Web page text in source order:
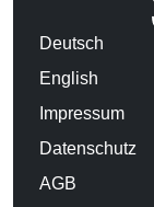
Deutsch
English
Impressum
Datenschutz
AGB